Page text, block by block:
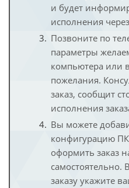
и будет
исполнения
Позвоните по
параметры
компьютера или
пожелания.
заказ, сообщит
исполнения
Вы можете
конфигурацию
оформить заказ
самостоятельно.
заказу укажите